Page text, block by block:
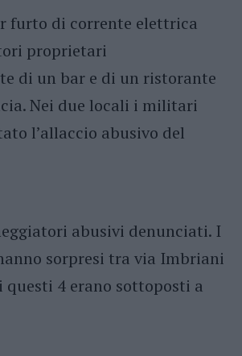
furto di corrente elettrica
proprietari
di un bar e di un ristorante
Nei due locali i militari
l’allaccio abusivo del
abusivi denunciati. I
sorpresi tra via Imbriani
questi 4 erano sottoposti a